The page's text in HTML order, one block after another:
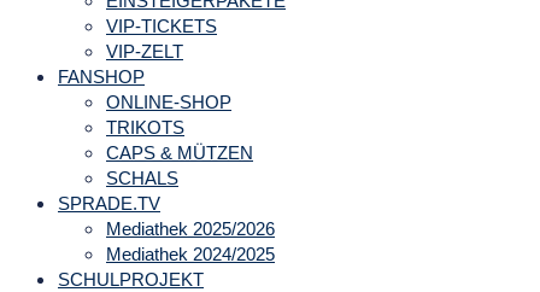
VIP-TICKETS
VIP-ZELT
FANSHOP
ONLINE-SHOP
TRIKOTS
CAPS & MÜTZEN
SCHALS
SPRADE.TV
Mediathek 2025/2026
Mediathek 2024/2025
SCHULPROJEKT